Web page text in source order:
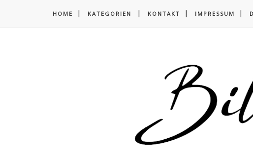
HOME KATEGORIEN KONTAKT IMPRESSUM